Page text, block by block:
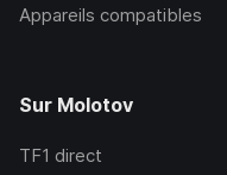
Appareils compatibles
Sur Molotov
TF1 direct